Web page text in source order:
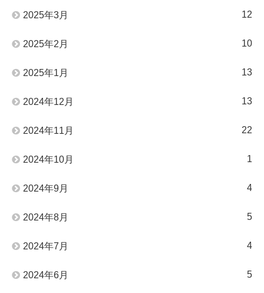
2025年3月 12
2025年2月 10
2025年1月 13
2024年12月 13
2024年11月 22
2024年10月 1
2024年9月 4
2024年8月 5
2024年7月 4
2024年6月 5